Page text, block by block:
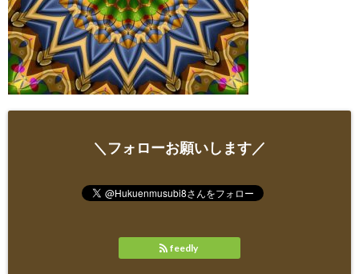
＼フォローお願いします／
feedly